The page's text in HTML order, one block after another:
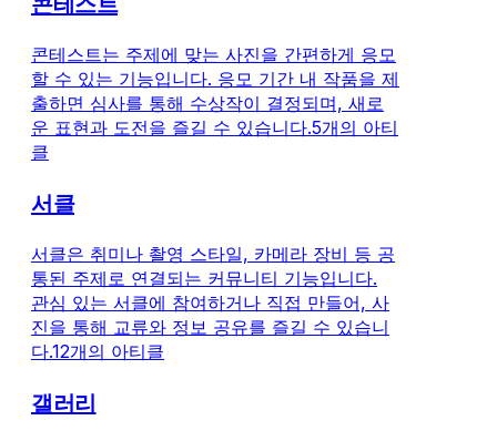
콘테스트는 주제에 맞는 사진을 간편하게 응모
할 수 있는 기능입니다. 응모 기간 내 작품을 제
출하면 심사를 통해 수상작이 결정되며, 새로
운 표현과 도전을 즐길 수 있습니다.5개의 아티
클
서클
서클은 취미나 촬영 스타일, 카메라 장비 등 공
통된 주제로 연결되는 커뮤니티 기능입니다.
관심 있는 서클에 참여하거나 직접 만들어, 사
진을 통해 교류와 정보 공유를 즐길 수 있습니
다.12개의 아티클
갤러리